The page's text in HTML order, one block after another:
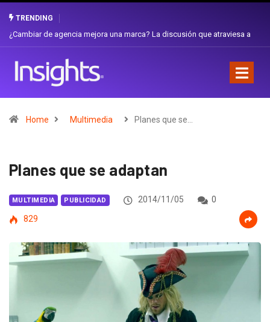
TRENDING
Gabriela Herrera y el arte de cambiarse el sombrero en Corporación
Home Multimedia Planes que se…
Planes que se adaptan
MULTIMEDIA PUBLICIDAD 2014/11/05
0
829